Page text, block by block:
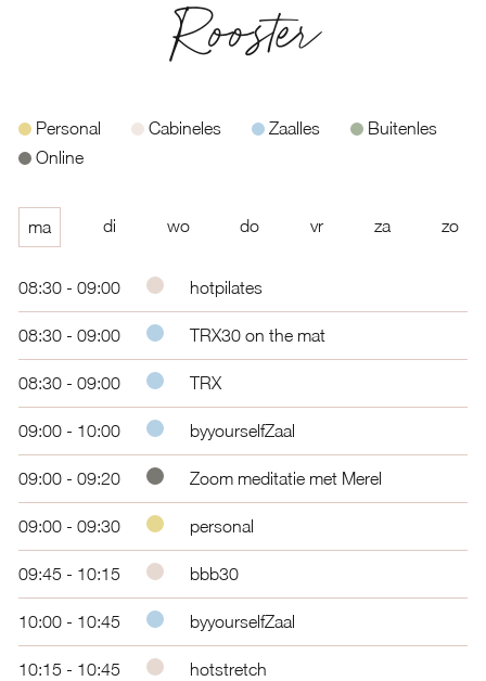
Rooster
Personal Cabineles Zaalles
Buitenles
Online
ma di wo do vr za zo
08:30 - 09:00 hotpilates
08:30 - 09:00 TRX30 on the mat
08:30 - 09:00 TRX
09:00 - 10:00 byyourselfZaal
09:00 - 09:20 Zoom meditatie met Merel
09:00 - 09:30 personal
09:45 - 10:15 bbb30
10:00 - 10:45 byyourselfZaal
10:15 - 10:45 hotstretch